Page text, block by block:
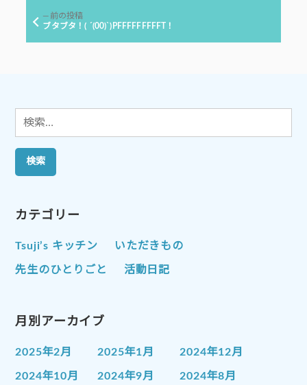
ー
前の投稿前
の
ブタブタ！( ´(00)`)PFFFFFFFFFT！
検
索:
カテゴリー
Tsuji’s キッチン いただきもの
先生のひとりごと 活動日記
月別アーカイブ
2025年2月 2025年1月 2024年12月
2024年10月 2024年9月 2024年8月